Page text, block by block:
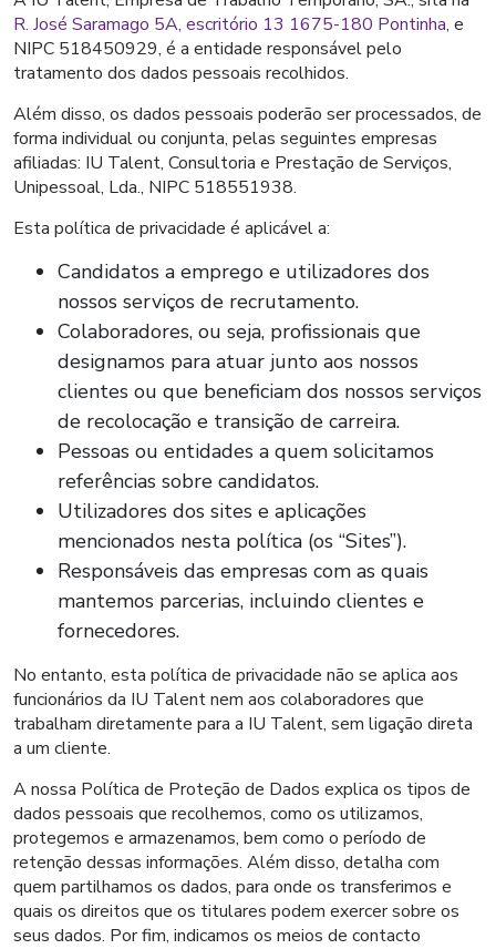
R. José Saramago 5A, escritório 13 1675-180 Pontinha, e
NIPC 518450929, é a entidade responsável pelo
tratamento dos dados pessoais recolhidos.
Além disso, os dados pessoais poderão ser processados, de
forma individual ou conjunta, pelas seguintes empresas
afiliadas: IU Talent, Consultoria e Prestação de Serviços,
Unipessoal, Lda., NIPC 518551938.
Esta política de privacidade é aplicável a:
Candidatos a emprego e utilizadores dos
nossos serviços de recrutamento.
Colaboradores, ou seja, profissionais que
designamos para atuar junto aos nossos
clientes ou que beneficiam dos nossos serviços
de recolocação e transição de carreira.
Pessoas ou entidades a quem solicitamos
referências sobre candidatos.
Utilizadores dos sites e aplicações
mencionados nesta política (os “Sites”).
Responsáveis das empresas com as quais
mantemos parcerias, incluindo clientes e
fornecedores.
No entanto, esta política de privacidade não se aplica aos
funcionários da IU Talent nem aos colaboradores que
trabalham diretamente para a IU Talent, sem ligação direta
a um cliente.
A nossa Política de Proteção de Dados explica os tipos de
dados pessoais que recolhemos, como os utilizamos,
protegemos e armazenamos, bem como o período de
retenção dessas informações. Além disso, detalha com
quem partilhamos os dados, para onde os transferimos e
quais os direitos que os titulares podem exercer sobre os
seus dados. Por fim, indicamos os meios de contacto